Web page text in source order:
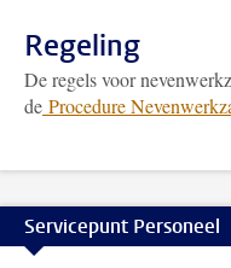
Regeling
De regels voor
de Procedure
Servicepunt Personeel